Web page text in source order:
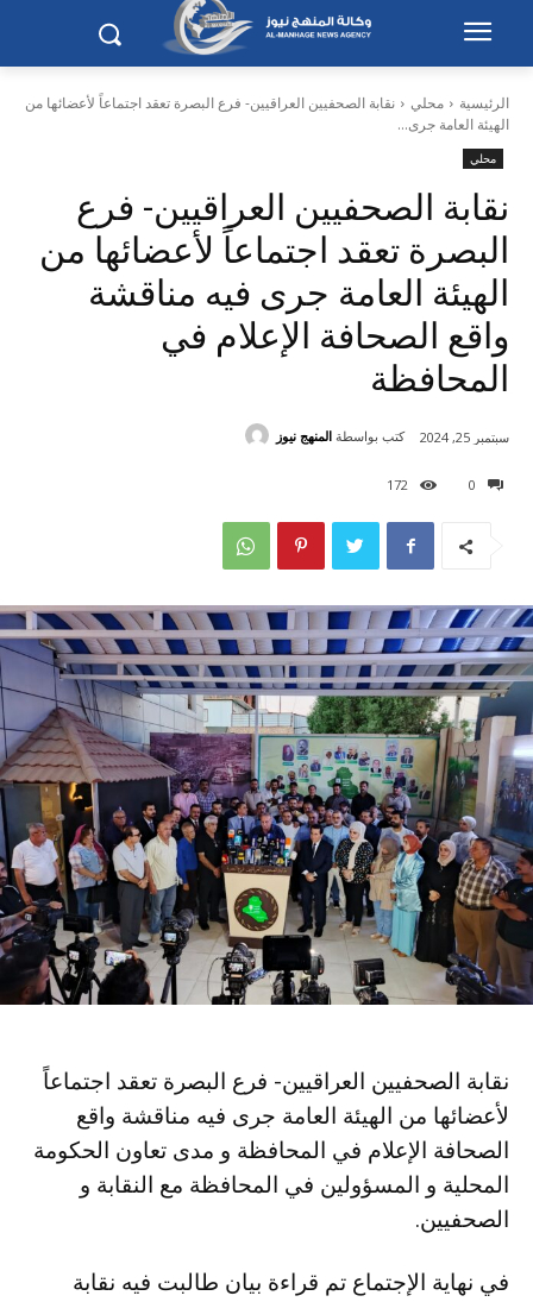
الرئيسية محلي
نقابة الصحفيين العراقيين- فرع البصرة تعقد اجتماعاً لأعضائها من
الهيئة العامة جرى...
محلي
نقابة الصحفيين العراقيين- فرع
البصرة تعقد اجتماعاً لأعضائها من
الهيئة العامة جرى فيه مناقشة
واقع الصحافة الإعلام في
المحافظة
0
172
سبتمبر 25, 2024 كتب بواسطة المنهج نيوز
نقابة الصحفيين العراقيين- فرع البصرة تعقد اجتماعاً
لأعضائها من الهيئة العامة جرى فيه مناقشة واقع
الصحافة الإعلام في المحافظة و مدى تعاون الحكومة
المحلية و المسؤولين في المحافظة مع النقابة و
الصحفيين.
في نهاية الإجتماع تم قراءة بيان طالبت فيه نقابة